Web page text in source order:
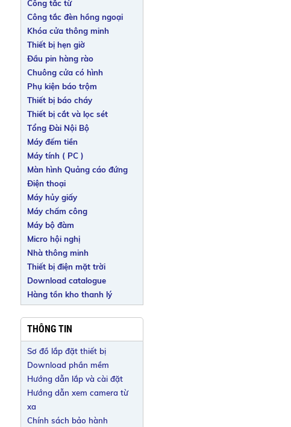
Công tắc từ
Công tắc đèn hồng ngoại
Khóa cửa thông minh
Thiết bị hẹn giờ
Đầu pin hàng rào
Chuông cửa có hình
Phụ kiện báo trộm
Thiết bị báo cháy
Thiết bị cắt và lọc sét
Tổng Đài Nội Bộ
Máy đếm tiền
Máy tính ( PC )
Màn hình Quảng cáo đứng
Điện thoại
Máy hủy giấy
Máy chấm công
Máy bộ đàm
Micro hội nghị
Nhà thông minh
Thiết bị điện mặt trời
Download catalogue
Hàng tồn kho thanh lý
THÔNG TIN
Sơ đồ lắp đặt thiết bị
Download phần mềm
Hướng dẫn lắp và cài đặt
Hướng dẫn xem camera từ
xa
Chính sách bảo hành